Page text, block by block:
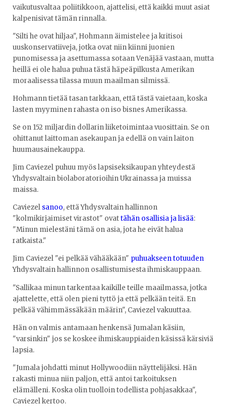
vaikutusvaltaa poliitikkoon, ajattelisi, että kaikki muut asiat
kalpenisivat tämän rinnalla.
"Silti he ovat hiljaa", Hohmann äimistelee ja kritisoi
uuskonservatiiveja, jotka ovat niin kiinni juonien
punomisessa ja asettumassa sotaan Venäjää vastaan, mutta
heillä ei ole halua puhua tästä häpeäpilkusta Amerikan
moraalisessa tilassa muun maailman silmissä.
Hohmann tietää tasan tarkkaan, että tästä vaietaan, koska
lasten myyminen rahasta on iso bisnes Amerikassa.
Se on 152 miljardin dollarin liiketoimintaa vuosittain. Se on
ohittanut laittoman asekaupan ja edellä on vain laiton
huumausainekauppa.
Jim Caviezel puhuu myös lapsiseksikaupan yhteydestä
Yhdysvaltain biolaboratorioihin Ukrainassa ja muissa
maissa.
Caviezel sanoo, että Yhdysvaltain hallinnon
"kolmikirjaimiset virastot" ovattähän osallisia ja lisää:
"Minun mielestäni tämä on asia, jota he eivät halua
ratkaista."
Jim Caviezel "ei pelkää vähääkään" puhuakseen totuuden
Yhdysvaltain hallinnon osallistumisesta ihmiskauppaan.
"Sallikaa minun tarkentaa kaikille teille maailmassa, jotka
ajattelette, että olen pieni tyttö ja että pelkään teitä. En
pelkää vähimmässäkään määrin", Caviezel vakuuttaa.
Hän on valmis antamaan henkensä Jumalan käsiin,
"varsinkin" jos se koskee ihmiskauppiaiden käsissä kärsiviä
lapsia.
"Jumala johdatti minut Hollywoodiin näyttelijäksi. Hän
rakasti minua niin paljon, että antoi tarkoituksen
elämälleni. Koska olin tuolloin todellista pohjasakkaa",
Caviezel kertoo.